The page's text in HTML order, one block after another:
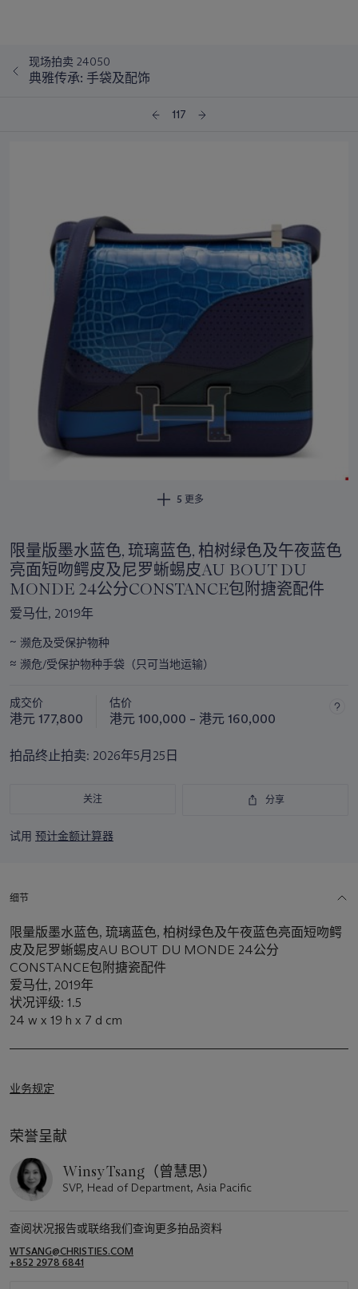
现场拍卖 24050
典雅传承: 手袋及配饰
117
5 更多
限量版墨水蓝色, 琉璃蓝色, 柏树绿色及午夜蓝色
亮面短吻鳄皮及尼罗蜥蜴皮AU BOUT DU
MONDE 24公分CONSTANCE包附搪瓷配件
爱马仕, 2019年
关
于
拍
品
要
~ 濒危及受保护物种
≈ 濒危/受保护物种手袋（只可当地运输）
成交价
港元 177,800
估价
港元 100,000 – 港元 160,000
拍品终止拍卖: 2026年5月25日
关注 分享
试用 预计金额计算器
细节
限量版墨水蓝色, 琉璃蓝色, 柏树绿色及午夜蓝色亮面短吻鳄
皮及尼罗蜥蜴皮AU BOUT DU MONDE 24公分
CONSTANCE包附搪瓷配件
爱马仕, 2019年
状况评级: 1.5
24 w x 19 h x 7 d cm
业务规定
荣誉呈献
Winsy Tsang（曾慧思）
SVP, Head of Department, Asia Pacific
查阅状况报告或联络我们查询更多拍品资料
WTSANG@CHRISTIES.COM
+852 2978 6841